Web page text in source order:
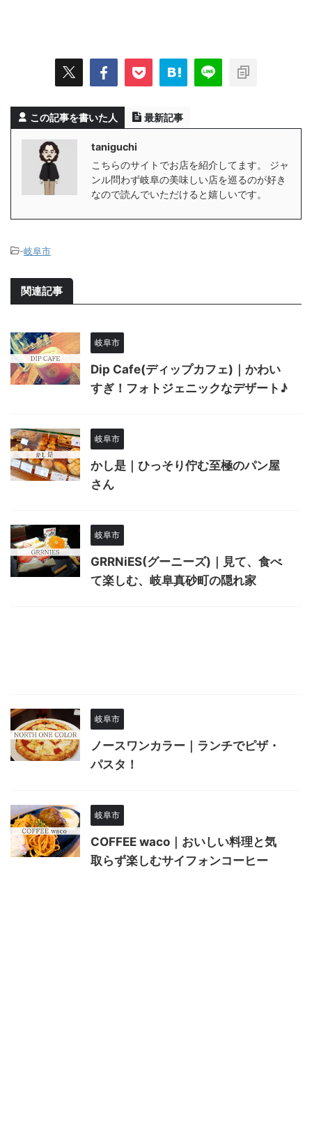
この記事を書いた人 最新記事
taniguchi
こちらのサイトでお店を紹介してます。 ジャ
ンル問わず岐阜の美味しい店を巡るのが好き
なので読んでいただけると嬉しいです。
-岐阜市
関連記事
岐阜市
Dip Cafe(ディップカフェ)｜かわい
すぎ！フォトジェニックなデザート♪
岐阜市
かし是｜ひっそり佇む至極のパン屋
さん
岐阜市
GRRNiES(グーニーズ)｜見て、食べ
て楽しむ、岐阜真砂町の隠れ家
岐阜市
ノースワンカラー｜ランチでピザ・
パスタ！
岐阜市
COFFEE waco｜おいしい料理と気
取らず楽しむサイフォンコーヒー